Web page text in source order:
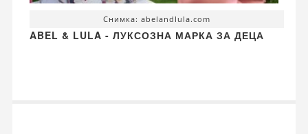
Снимка: abelandlula.com
ABEL & LULA - ЛУКСОЗНА МАРКА ЗА ДЕЦА